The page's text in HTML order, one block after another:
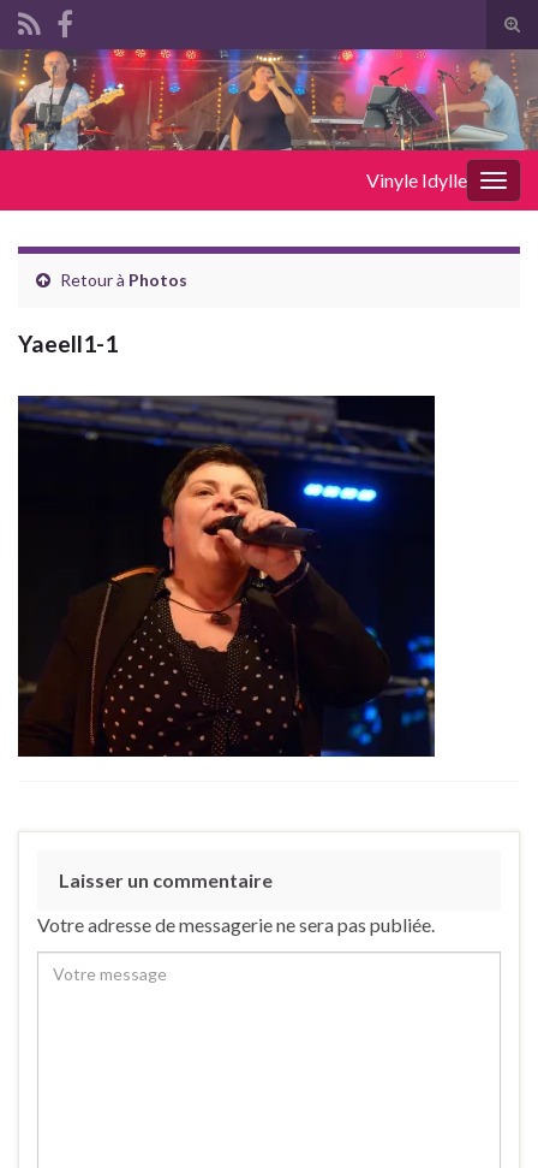
Search for:
Vinyle Idylle
Retour à Photos
Yaeell1-1
Laisser un commentaire
Votre adresse de messagerie ne sera pas publiée.